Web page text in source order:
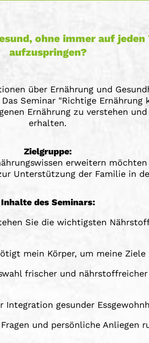
ohne immer auf jeden
aufzuspringen?
über Ernährung und
Seminar "Richtige Ernährung
Ernährung zu verstehen
erhalten.
Zielgruppe:
erweitern
Unterstützung der Familie in
Inhalte des Seminars:
Sie die wichtigsten
mein Körper, um meine Ziele
frischer und
Integration gesunder
und persönliche Anliegen